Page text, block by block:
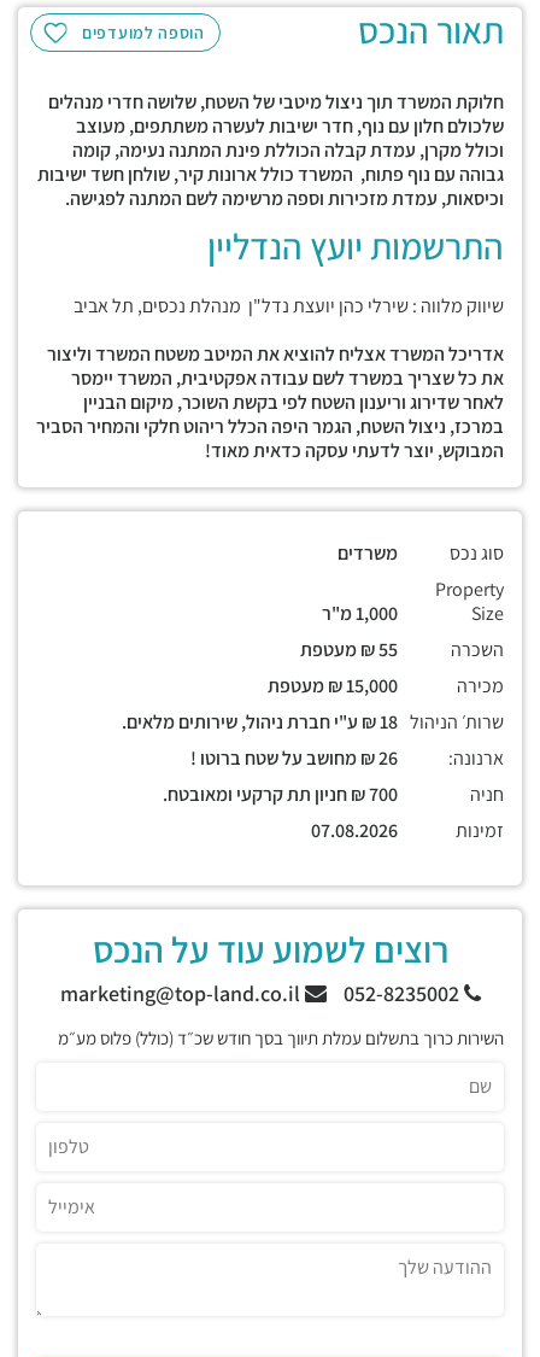
הוספה למועדפים תאור הנכס
חלוקת המשרד תוך ניצול מיטבי של השטח, שלושה חדרי מנהלים
שלכולם חלון עם נוף, חדר ישיבות לעשרה משתתפים, מעוצב
וכולל מקרן, עמדת קבלה הכוללת פינת המתנה נעימה, קומה
גבוהה עם נוף פתוח, המשרד כולל ארונות קיר, שולחן חשד ישיבות
וכיסאות, עמדת מזכירות וספה מרשימה לשם המתנה לפגישה.
התרשמות יועץ הנדליין
שיווק מלווה : שירלי כהן יועצת נדל"ן מנהלת נכסים, תל אביב
אדריכל המשרד אצליח להוציא את המיטב משטח המשרד וליצור
את כל שצריך במשרד לשם עבודה אפקטיבית, המשרד יימסר
לאחר שדירוג וריענון השטח לפי בקשת השוכר, מיקום הבניין
במרכז, ניצול השטח, הגמר היפה הכלל ריהוט חלקי והמחיר הסביר
המבוקש, יוצר לדעתי עסקה כדאית מאוד!
סוג נכס
משרדים
Property
Size
השכרה
מכירה
שרות׳ הניהול
ארנונה:
חניה
זמינות
רוצים לשמוע עוד על הנכס
052-8235002
השירות כרוך בתשלום עמלת תיווך בסך חודש שכ״ד (כולל) פלוס מע״מ